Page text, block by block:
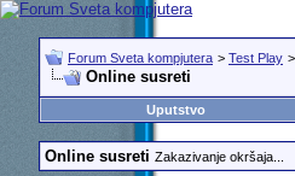
Forum Sveta kompjutera > Test Play >
Online susreti
Uputstvo
Online susreti Zakazivanje okršaja...